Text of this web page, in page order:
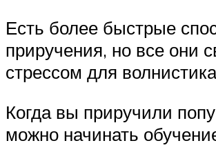
Есть более быстрые
приручения, но все они
стрессом для
Когда вы приручили
можно начинать